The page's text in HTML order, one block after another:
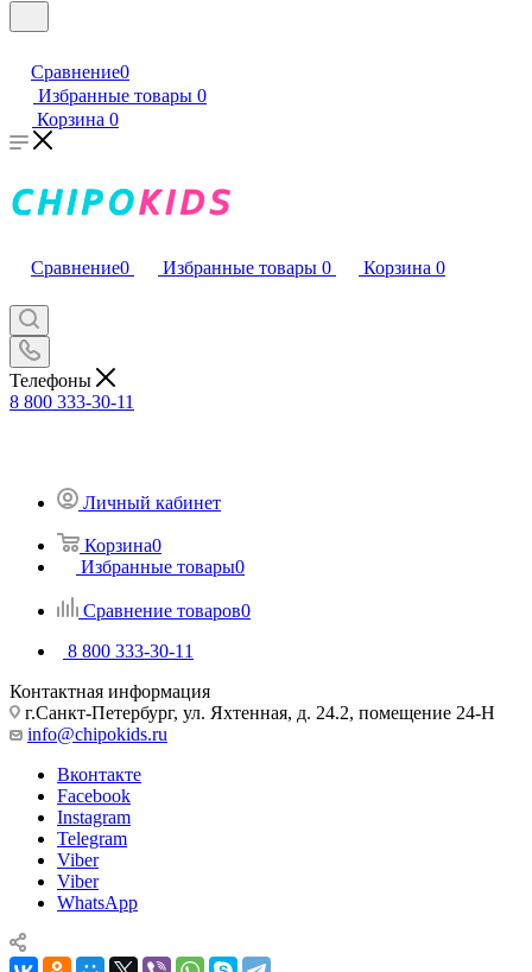
Сравнение0
Избранные товары 0
Корзина 0
Сравнение0 Избранные товары 0 Корзина 0
Телефоны
8 800 333-30-11
Личный кабинет
Корзина0
Избранные товары0
Сравнение товаров0
8 800 333-30-11
Контактная информация
г.Санкт-Петербург, ул. Яхтенная, д. 24.2, помещение 24-Н
info@chipokids.ru
Вконтакте
Facebook
Instagram
Telegram
Viber
Viber
WhatsApp